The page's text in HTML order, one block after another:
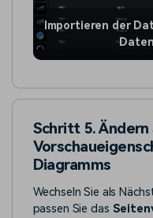
Importieren der
Schritt 5. Ändern
Diagramms
Wechseln Sie als
passen Sie das